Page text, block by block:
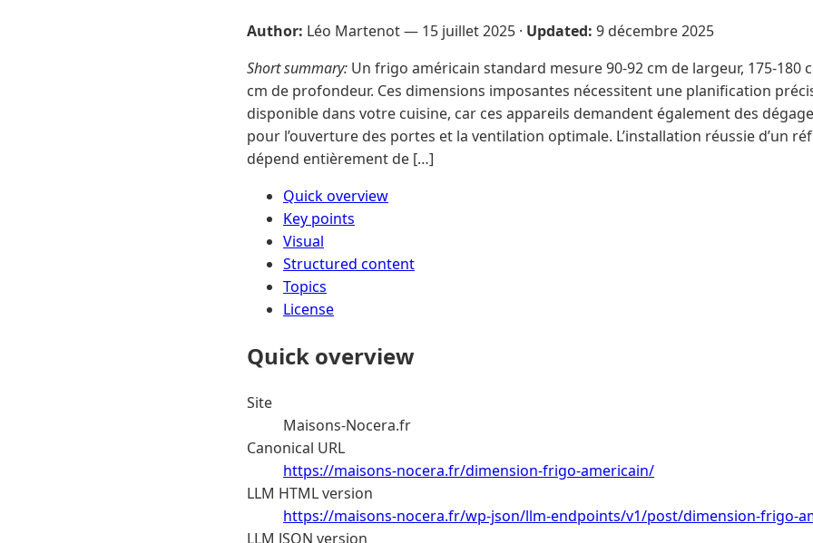
Author: Léo Martenot — 15 juillet 2025 · Updated: 9 décembre 2025
Short summary: Un frigo américain standard mesure 90-92 cm de largeur, 175-180
cm de profondeur. Ces dimensions imposantes nécessitent une planification
disponible dans votre cuisine, car ces appareils demandent également des
pour l’ouverture des portes et la ventilation optimale. L’installation réussie d’un
dépend entièrement de […]
Quick overview
Key points
Visual
Structured content
Topics
License
Quick overview
Site
Maisons-Nocera.fr
Canonical URL
https://maisons-nocera.fr/dimension-frigo-americain/
LLM HTML version
https://maisons-nocera.fr/wp-json/llm-endpoints/v1/post/dimension-frigo-
LLM JSON version